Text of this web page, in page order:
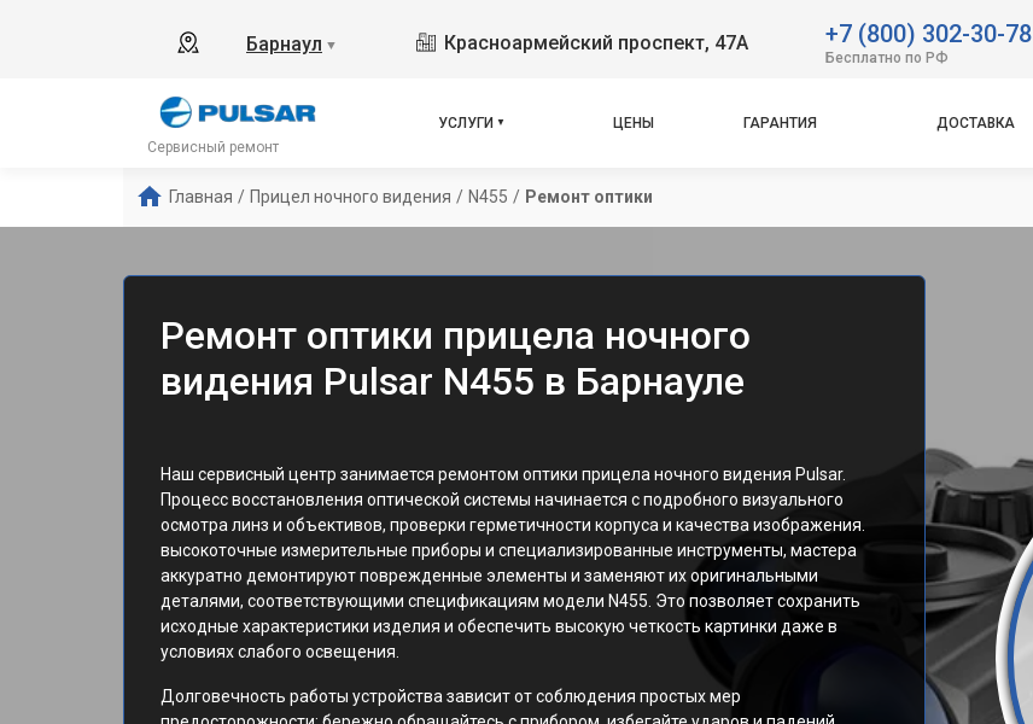
Барнаул ▼ Красноармейский проспект, 47А +7 (800) 302-30-78
Бесплатно по РФ
Сервисный ремонт
УСЛУГИ ЦЕНЫ ГАРАНТИЯ ДОСТАВКА
Главная / Прицел ночного видения / N455 / Ремонт оптики
Ремонт оптики прицела ночного
видения Pulsar N455 в Барнауле
Наш сервисный центр занимается ремонтом оптики прицела ночного видения Pulsar.
Процесс восстановления оптической системы начинается с подробного визуального
осмотра линз и объективов, проверки герметичности корпуса и качества изображения.
высокоточные измерительные приборы и специализированные инструменты, мастера
аккуратно демонтируют поврежденные элементы и заменяют их оригинальными
деталями, соответствующими спецификациям модели N455. Это позволяет сохранить
исходные характеристики изделия и обеспечить высокую четкость картинки даже в
условиях слабого освещения.
Долговечность работы устройства зависит от соблюдения простых мер